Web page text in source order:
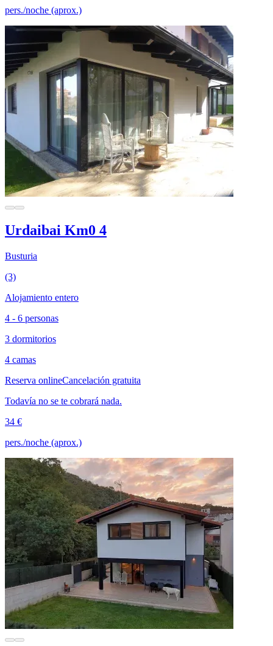
pers./noche (aprox.)
Urdaibai Km0 4
Busturia
(3)
Alojamiento entero
4 - 6 personas
3 dormitorios
4 camas
Reserva onlineCancelación gratuita
Todavía no se te cobrará nada.
34 €
pers./noche (aprox.)